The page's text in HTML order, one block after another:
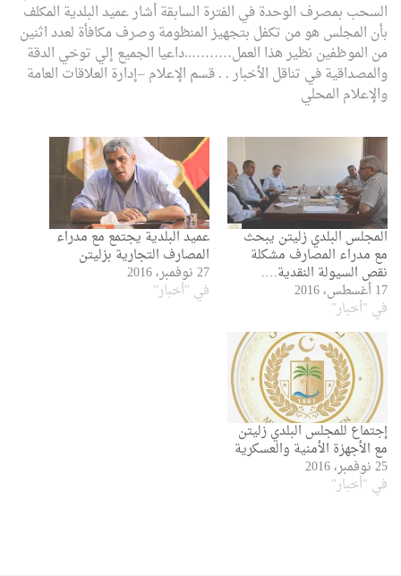
السحب بمصرف الوحدة في الفترة السابقة أشار عميد البلدية المكلف
بأن المجلس هو من تكفل بتجهيز المنظومة وصرف مكافأة لعدد اثنين
من الموظفين نظير هذا العمل………..داعيا الجميع إلي توخي الدقة
والمصداقية في تناقل الأخبار.
.قسم الإعلام –إدارة العلاقات العامة
والإعلام المحلي
المجلس البلدي زليتن يبحث
مع مدراء المصارف مشكلة
نقص السيولة النقدية….
17 أغسطس، 2016
في "أخبار"
عميد البلدية يجتمع مع مدراء
المصارف التجارية بزليتن
27 نوفمبر، 2016
في "أخبار"
إجتماع للمجلس البلدي زليتن
مع الأجهزة الأمنية والعسكرية
25 نوفمبر، 2016
في "أخبار"